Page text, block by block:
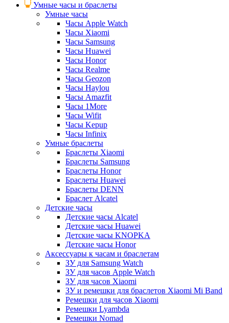
Умные часы и браслеты
Умные часы
Часы Apple Watch
Часы Xiaomi
Часы Samsung
Часы Huawei
Часы Honor
Часы Realme
Часы Geozon
Часы Haylou
Часы Amazfit
Часы 1More
Часы Wifit
Часы Kepup
Часы Infinix
Умные браслеты
Браслеты Xiaomi
Браслеты Samsung
Браслеты Honor
Браслеты Huawei
Браслеты DENN
Браслет Alcatel
Детские часы
Детские часы Alcatel
Детские часы Huawei
Детские часы KNOPKA
Детские часы Honor
Аксессуары к часам и браслетам
ЗУ для Samsung Watch
ЗУ для часов Apple Watch
ЗУ для часов Xiaomi
ЗУ и ремешки для браслетов Xiaomi Mi Band
Ремешки для часов Xiaomi
Ремешки Lyambda
Ремешки Nomad